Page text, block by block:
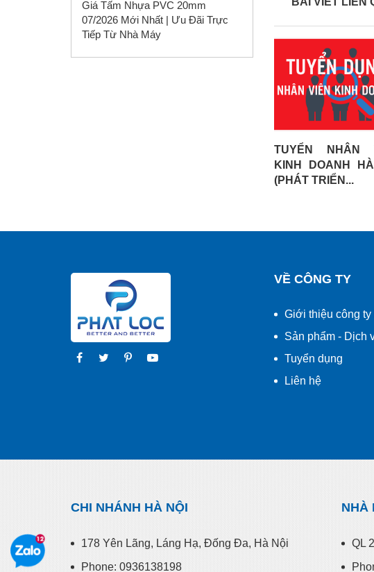
Giá Tấm Nhựa PVC 20mm
07/2026 Mới Nhất | Ưu Đãi Trực
Tiếp Từ Nhà Máy
TUYỂN NHÂN
KINH DOANH
(PHÁT TRIỂN...
VỀ CÔNG TY
Giới thiệu công ty
Sản phẩm - Dịch
Tuyển dụng
Liên hệ
CHI NHÁNH HÀ NỘI
178 Yên Lãng, Láng Hạ, Đống Đa, Hà Nội
Phone: 0936138198
NHÀ
QL